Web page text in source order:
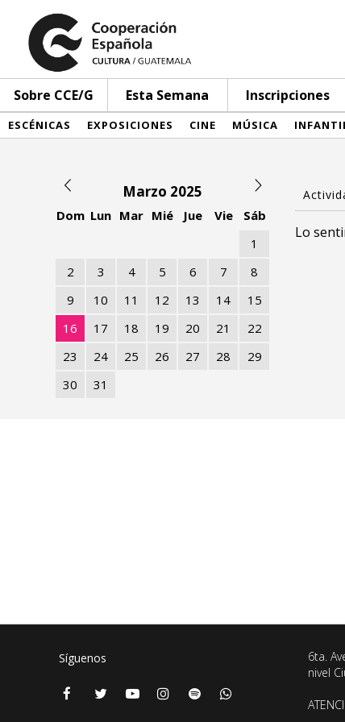
Sobre CCE/G Esta Semana Inscripciones
ESCÉNICAS EXPOSICIONES CINE MÚSICA
Marzo 2025
Dom Lun Mar Mié Jue Vie
Sáb
1
2
3 4 5 6 7
8
9
10 11 12 13 14
15
16
17 18 19 20 21
22
23
24 25 26 27 28
29
30
31
Lo
Síguenos
6ta.
nivel